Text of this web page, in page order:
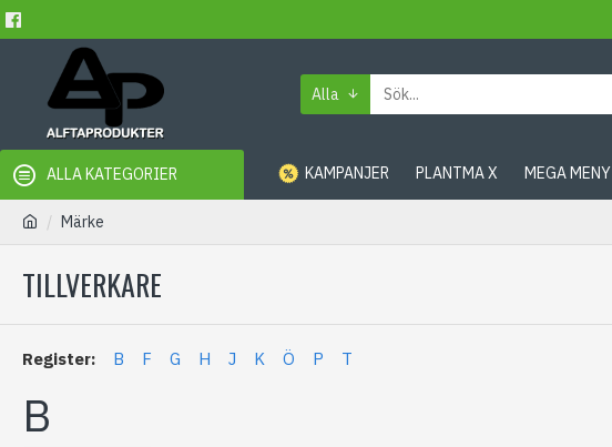
Alla
ALLA KATEGORIER KAMPANJER PLANTMA X MEGA MENY
Märke
TILLVERKARE
Register: B F G H J K Ö P T
B